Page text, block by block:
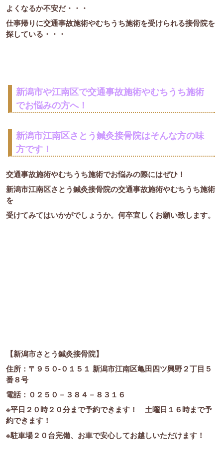
よくなるか不安だ・・・
仕事帰りに交通事故施術やむちうち施術を受けられる接骨院を
探している・・・
新潟市や江南区で交通事故施術やむちうち施術
でお悩みの方へ！
新潟市江南区さとう鍼灸接骨院はそんな方の味
方です！
交通事故施術やむちうち施術でお悩みの際にはぜひ！
新潟市江南区さとう鍼灸接骨院の交通事故施術やむちうち施術
を
受けてみてはいかがでしょうか。何卒宜しくお願い致します。
【新潟市さとう鍼灸接骨院】
住所：〒９５０-０１５１ 新潟市江南区亀田四ツ興野２丁目５
番８号
電話：０２５０－３８４－８３１６
※平日２０時２０分まで予約できます！ 土曜日１６時まで予
約できます！
※駐車場２０台完備、お車で安心してお越しいただけます！